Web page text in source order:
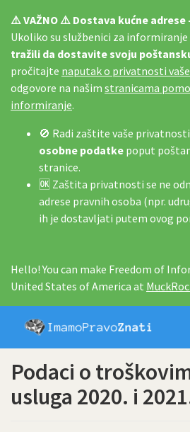
⚠️ VAŽNO ⚠️ Dostava kućne adrese
Ukoliko su službenici za
tražili da dostavite svoju
pročitajte naputak o privatnosti
odgovore na našim stranicama
informiranje.
🚫 Radi zaštite vaše privatnosti
osobne podatke poput
stranice.
🆗 Zaštita privatnosti se ne
adrese pravnih osoba (npr.
ih je dostavljati putem ovog
Hello! You can make Freedom of
United States of America at
Podaci o
usluga 2020. i